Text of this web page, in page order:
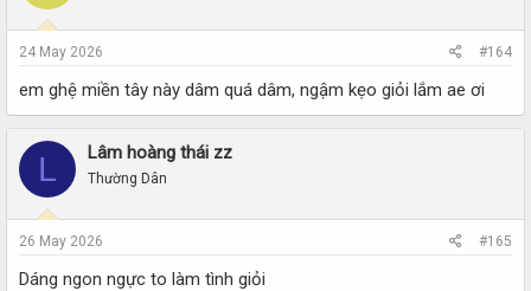
24 May 2026 #164
em ghệ miền tây này dâm quá dâm, ngậm kẹo giỏi lắm ae ơi
L Lâm hoàng thái zz
Thường Dân
26 May 2026 #165
Dáng ngon ngực to làm tình giỏi